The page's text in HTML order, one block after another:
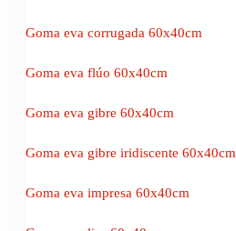
Goma eva corrugada 60x40cm
Goma eva flúo 60x40cm
Goma eva gibre 60x40cm
Goma eva gibre iridiscente 60x40cm
Goma eva impresa 60x40cm